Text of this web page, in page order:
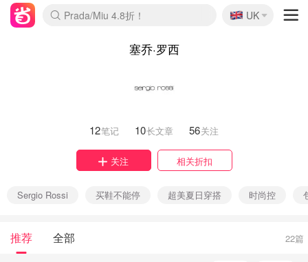
Prada/Miu 4.8折！
🇬🇧
UK
塞乔·罗西
12笔记 10长文章 56关注
关注 相关折扣
Sergio Rossi 买鞋不能停 超美夏日穿搭 时尚控
推荐 全部 22篇